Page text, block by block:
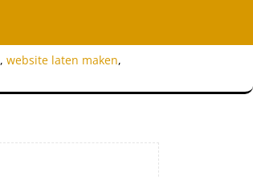
, website laten maken,